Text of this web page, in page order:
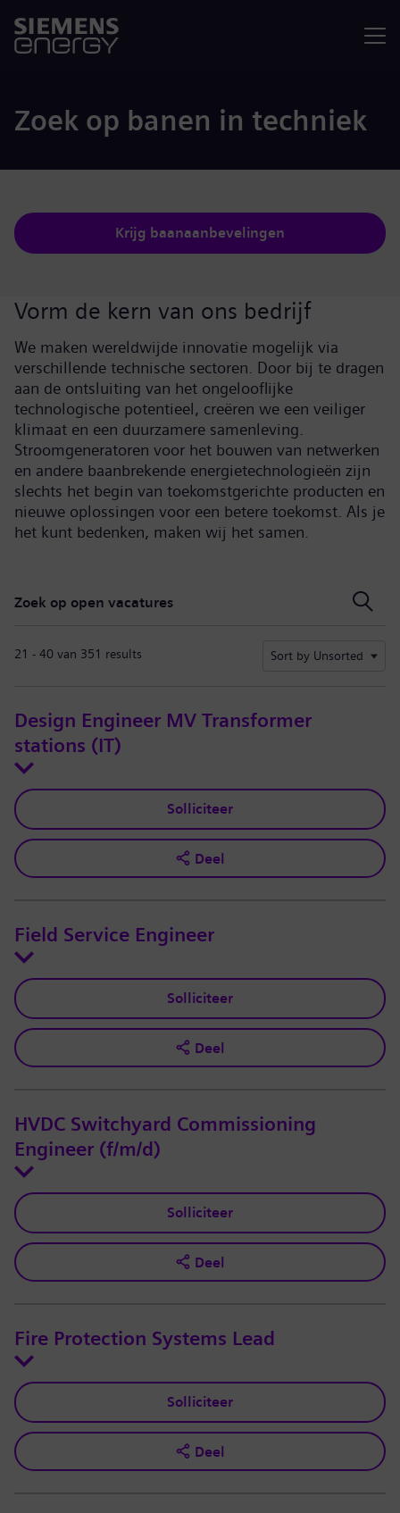
Zoek op banen in techniek
Krijg baanaanbevelingen
Vorm de kern van ons bedrijf
We maken wereldwijde innovatie mogelijk via
verschillende technische sectoren. Door bij te dragen
aan de ontsluiting van het ongelooflijke
technologische potentieel, creëren we een veiliger
klimaat en een duurzamere samenleving.
Stroomgeneratoren voor het bouwen van netwerken
en andere baanbrekende energietechnologieën zijn
slechts het begin van toekomstgerichte producten en
nieuwe oplossingen voor een betere toekomst. Als je
het kunt bedenken, maken wij het samen.
Zoek op open vacatures
21 - 40 van 351 results Sort by Unsorted
Design Engineer MV Transformer
stations (IT)
Solliciteer
Deel
Field Service Engineer
Solliciteer
Deel
HVDC Switchyard Commissioning
Engineer (f/m/d)
Solliciteer
Deel
Fire Protection Systems Lead
Solliciteer
Deel